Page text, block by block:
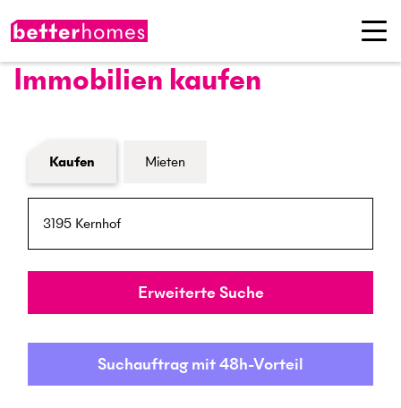
Immobilien kaufen
Formular Immobiliensuche
Kaufen Mieten
PLZ / Ort
Umkreis
Erweiterte Suche
Suchauftrag mit 48h-Vorteil